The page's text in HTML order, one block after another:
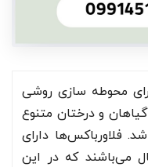
محوطه سازی روشی
و درختان متنوع
فلاورباکس‌ها دارای
می‌باشند که در این